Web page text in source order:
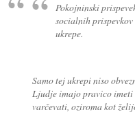
Pokojninski
socialnih
ukrepe.
Samo tej ukrepi niso
Ljudje imajo pravico
varčevati, oziroma kot